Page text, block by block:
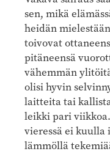
sen, mikä
heidän
toivovat
pitäneensä
vähemmän
olisi hyvin
laitteita tai
leikki pari
vieressä ei kuulla
lämmöllä